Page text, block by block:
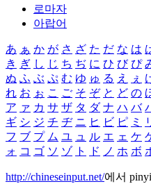
로마자
아랍어
あ ぁ か が さ ざ た だ な は
き ぎ し じ ち ぢ に ひ び ぴ
ぬ ふ ぶ ぷ む ゆ ゅ る え ぇ
れ お ぉ こ ご そ ぞ と ど の
ア ァ カ サ ザ タ ダ ナ ハ バ
ギ シ ジ チ ヂ ニ ヒ ビ ピ ミ
フ ブ プ ム ユ ュ ル エ ェ ケ
ォ コ ゴ ソ ゾ ト ド ノ ホ ボ
http://chineseinput.net/에서